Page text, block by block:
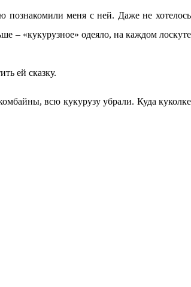
познакомили меня с ней. Даже не хотелось
– «кукурузное» одеяло, на каждом лоскуте
ей сказку.
всю кукурузу убрали. Куда куколке